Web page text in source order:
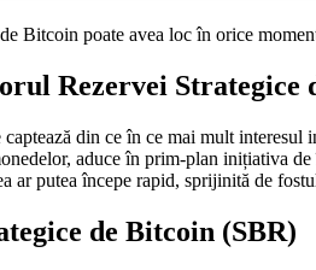
Rezervei
din ce în ce mai mult
aduce în prim-plan inițiativa
ar putea începe rapid, sprijinită de
de Bitcoin (SBR)